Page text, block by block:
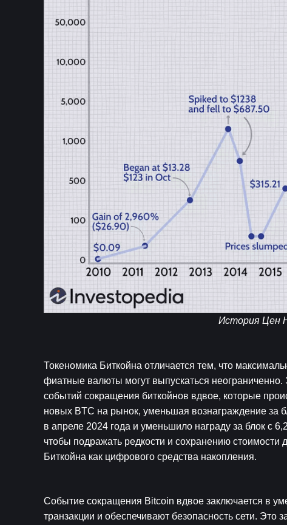
История Цен
Токеномика Биткойна отличается тем, что
фиатные валюты могут выпускаться
событий сокращения биткойнов вдвое, которые
новых BTC на рынок, уменьшая вознаграждение за
в апреле 2024 года и уменьшило награду за блок с
чтобы подражать редкости и сохранению стоимости
Биткойна как цифрового средства накопления.
Событие сокращения Bitcoin вдвое заключается в
транзакции и обеспечивают безопасность сети.